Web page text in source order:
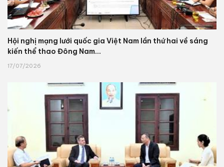
Hội nghị mạng lưới quốc gia Việt Nam lần thứ hai về sáng
kiến thể thao Đông Nam...
17/07/2026